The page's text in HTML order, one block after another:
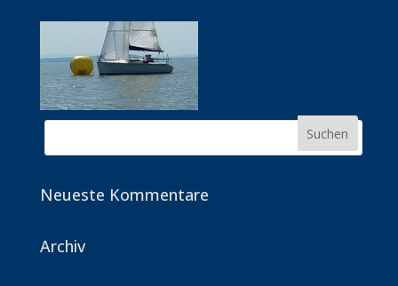
Neueste Kommentare
Archiv